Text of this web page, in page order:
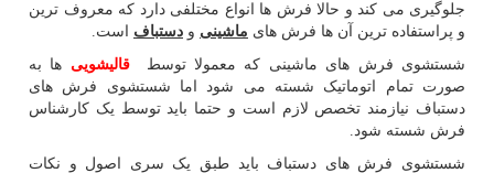
جلوگیری می کند و حالا فرش ها انواع مختلفی دارد که معروف ترین
و پراستفاده ترین آن ها فرش های ماشینی و دستباف است.
شستشوی فرش های ماشینی که معمولا توسط
قالیشویی ها به
صورت تمام اتوماتیک شسته می شود اما شستشوی فرش های
دستباف نیازمند تخصص لازم است و حتما باید توسط یک کارشناس
فرش شسته شود.
شستشوی فرش های دستباف باید طبق یک سری اصول و نکات